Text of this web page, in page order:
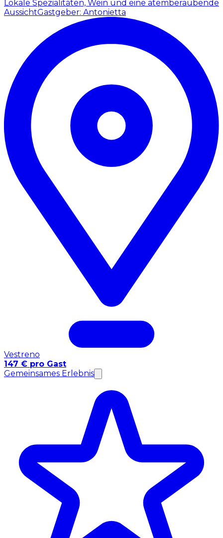
Lokale Spezialitäten, Wein und eine atemberaubende
AussichtGastgeber: Antonietta
Vestreno
147 € pro Gast
Gemeinsames Erlebnis